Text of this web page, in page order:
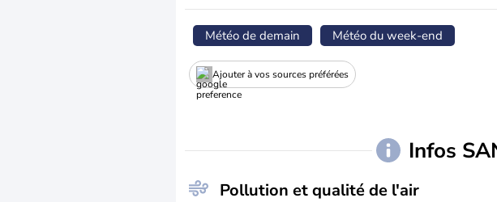
Météo de demain Météo du week-end
Ajouter à vos sources préférées
Infos
Pollution et qualité de l'air